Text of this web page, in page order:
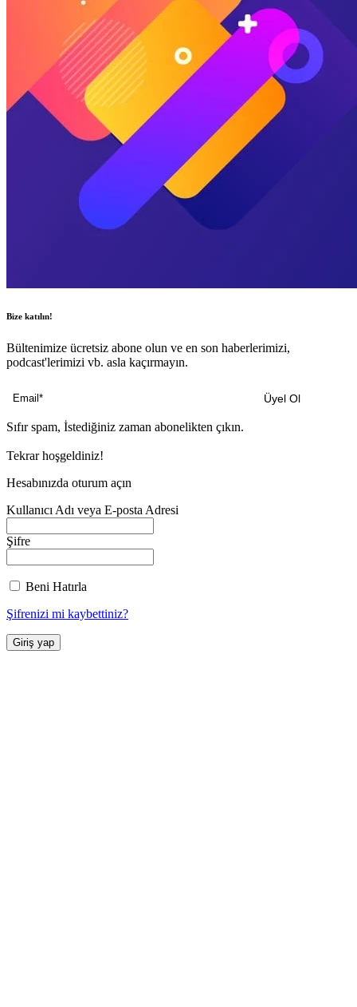
Bize katılın!
Bültenimize ücretsiz abone olun ve en son haberlerimizi,
podcast'lerimizi vb. asla kaçırmayın.
Sıfır spam, İstediğiniz zaman abonelikten çıkın.
Tekrar hoşgeldiniz!
Hesabınızda oturum açın
Kullanıcı Adı veya E-posta Adresi
Şifre
Beni Hatırla
Şifrenizi mi kaybettiniz?